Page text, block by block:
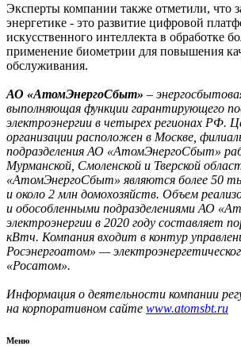
Эксперты компании также отметили, что
энергетике - это развитие цифровой
искусственного интеллекта в обработке
применение биометрии для повышения
обслуживания.
АО «АтомЭнергоСбыт» –
выполняющая функции гарантирующего
электроэнергии в четырех регионах РФ.
организации расположен в Москве,
подразделения АО «АтомЭнергоСбыт»
Мурманской, Смоленской и Тверской
«АтомЭнергоСбыт» являются более 50
и около 2 млн домохозяйств. Объем
и обособленными подразделениями АО
электроэнергии в 2020 году составляет
кВтч. Компания входит в контур
Росэнергоатом» —
«Росатом».
Информация о деятельности компании
на корпоративном сайте www.atоmsbt.ru
Меню